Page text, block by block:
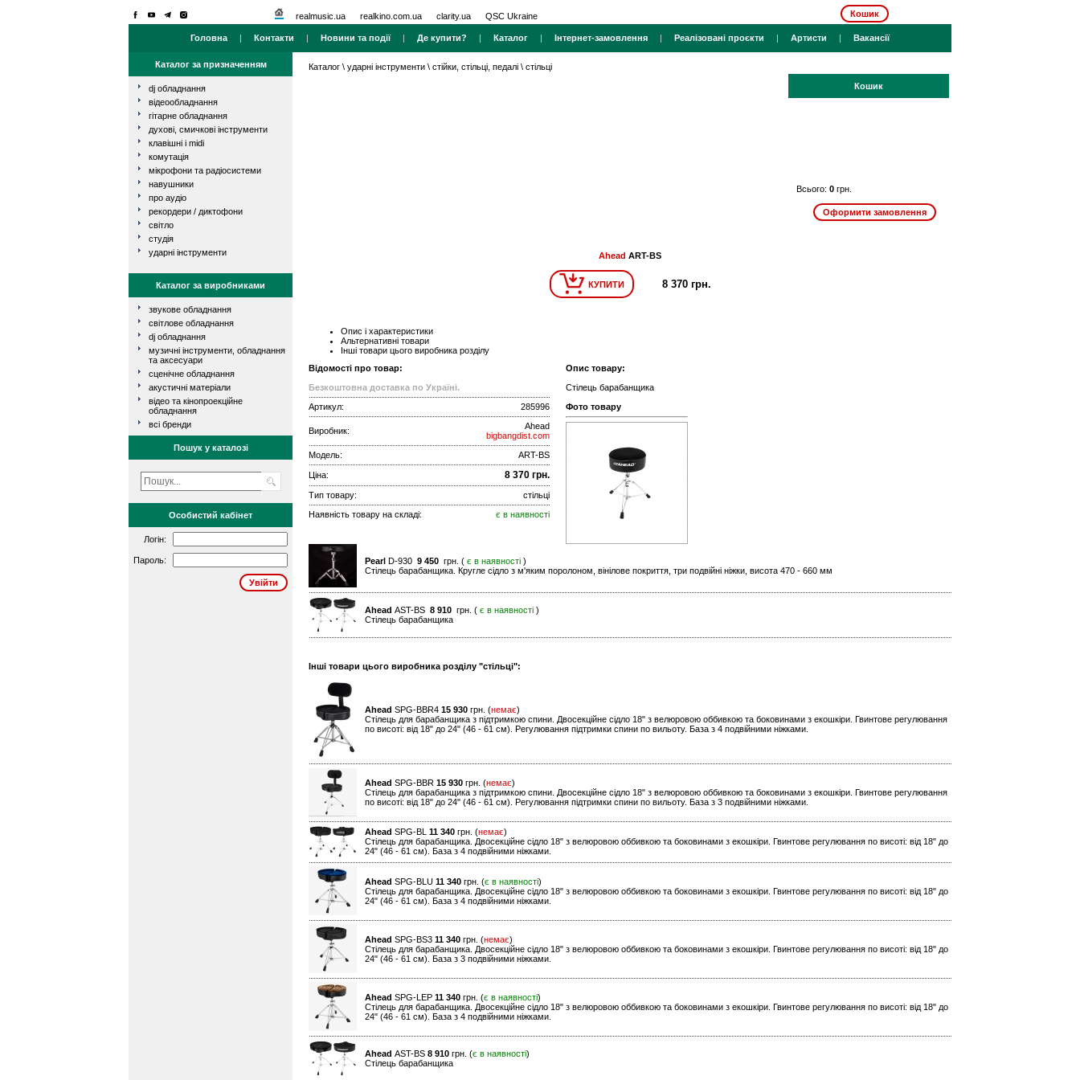
realmusic.ua realkino.com.ua clarity.ua QSC Ukraine Кошик
Головна | Контакти | Новини та події| Де купити? | Каталог | Інтернет-замовлення | Реалізовані проєкти | Артисти | Вакансії
Каталог за призначенням
dj обладнання
відеообладнання
гітарне обладнання
духові, смичкові інструменти
клавішні і midi
комутація
мікрофони та радіосистеми
навушники
про аудіо
рекордери / диктофони
світло
студія
ударні інструменти
Каталог за виробниками
звукове обладнання
світлове обладнання
dj обладнання
музичні інструменти, обладнання
та аксесуари
сценічне обладнання
акустичні матеріали
відео та кінопроекційне
обладнання
всі бренди
Пошук у каталозі
Особистий кабінет
Логін:
Пароль:
Каталог \ ударні інструменти \ стійки, стільці, педалі \ стільці
Кошик
Всього: 0 грн.
Ahead ART-BS
КУПИТИ 8 370 грн.
Опис і характеристики
Альтернативні товари
Інші товари цього виробника розділу
Відомості про товар:
Безкоштовна доставка по Україні.
Артикул:
285996
Виробник:
Ahead
bigbangdist.com
Модель:
ART-BS
Ціна: 8 370 грн.
Тип товару:
стільці
Наявність товару на складі:
є в наявності
Опис товару:
Cтілець барабанщика
Фото товару
Pearl D-930 9 450 грн. ( є в наявності )
Стілець барабанщика. Кругле сідло з м'яким поролоном, вінілове покриття, три подвійні ніжки, висота 470 - 660 мм
Ahead AST-BS 8 910 грн. ( є в наявності )
Cтілець барабанщика
Інші товари цього виробника розділу "стільці":
Ahead SPG-BBR4 15 930 грн. (немає)
Стілець для барабанщика з підтримкою спини. Двосекційне сідло 18" з велюровою оббивкою та боковинами з екошкіри. Гвинтове регулювання
по висоті: від 18" до 24" (46 - 61 см). Регулювання підтримки спини по вильоту. База з 4 подвійними ніжками.
Ahead SPG-BBR 15 930 грн. (немає)
Стілець для барабанщика з підтримкою спини. Двосекційне сідло 18" з велюровою оббивкою та боковинами з екошкіри. Гвинтове регулювання
по висоті: від 18" до 24" (46 - 61 см). Регулювання підтримки спини по вильоту. База з 3 подвійними ніжками.
Ahead SPG-BL 11 340 грн. (немає)
Стілець для барабанщика. Двосекційне сідло 18" з велюровою оббивкою та боковинами з екошкіри. Гвинтове регулювання по висоті: від 18" до
24" (46 - 61 см). База з 4 подвійними ніжками.
Ahead SPG-BLU 11 340 грн. (є в наявності)
Стілець для барабанщика. Двосекційне сідло 18" з велюровою оббивкою та боковинами з екошкіри. Гвинтове регулювання по висоті: від 18" до
24" (46 - 61 см). База з 4 подвійними ніжками.
Ahead SPG-BS3 11 340 грн. (немає)
Стілець для барабанщика. Двосекційне сідло 18" з велюровою оббивкою та боковинами з екошкіри. Гвинтове регулювання по висоті: від 18" до
24" (46 - 61 см). База з 3 подвійними ніжками.
Ahead SPG-LEP 11 340 грн. (є в наявності)
Стілець для барабанщика. Двосекційне сідло 18" з велюровою оббивкою та боковинами з екошкіри. Гвинтове регулювання по висоті: від 18" до
24" (46 - 61 см). База з 4 подвійними ніжками.
Ahead AST-BS 8 910 грн. (є в наявності)
Cтілець барабанщика